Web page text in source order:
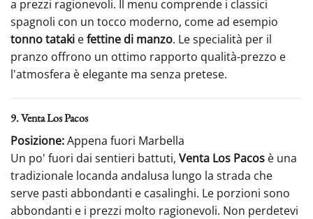
a prezzi ragionevoli. Il menu comprende i classici
spagnoli con un tocco moderno, come ad esempio
tonno tataki efettine di manzo. Le specialità per il
pranzo offrono un ottimo rapporto qualità-prezzo e
l'atmosfera è elegante ma senza pretese.
9. Venta Los Pacos
Posizione:Appena fuori Marbella
Un po' fuori dai sentieri battuti, Venta Los Pacos è una
tradizionale locanda andalusa lungo la strada che
serve pasti abbondanti e casalinghi. Le porzioni sono
abbondanti e i prezzi molto ragionevoli. Non perdetevi